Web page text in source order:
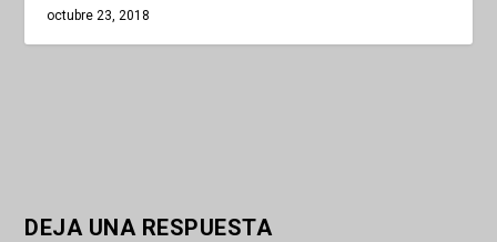
octubre 23, 2018
DEJA UNA RESPUESTA